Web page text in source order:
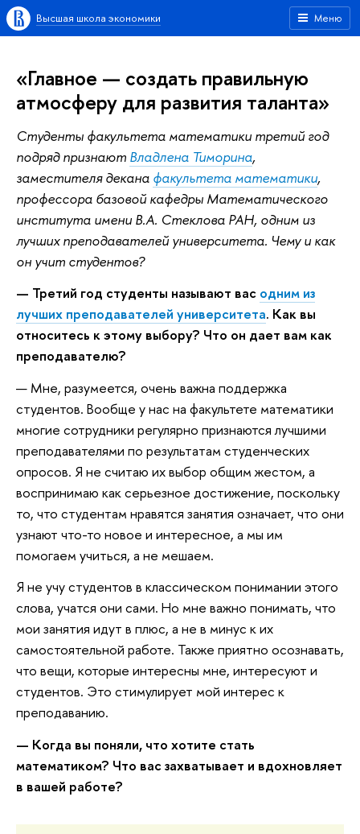
Меню
Высшая школа экономики
«Главное — создать правильную
атмосферу для развития таланта»
Студенты факультета математики третий год
подряд признают Владлена Тиморина,
заместителя декана факультета математики,
профессора базовой кафедры Математического
института имени В.А. Стеклова РАН, одним из
лучших преподавателей университета. Чему и как
он учит студентов?
— Третий год студенты называют вас одним из
лучших преподавателей университета. Как вы
относитесь к этому выбору? Что он дает вам как
преподавателю?
— Мне, разумеется, очень важна поддержка
студентов. Вообще у нас на факультете математики
многие сотрудники регулярно признаются лучшими
преподавателями по результатам студенческих
опросов. Я не считаю их выбор общим жестом, а
воспринимаю как серьезное достижение, поскольку
то, что студентам нравятся занятия означает, что они
узнают что-то новое и интересное, а мы им
помогаем учиться, а не мешаем.
Я не учу студентов в классическом понимании этого
слова, учатся они сами. Но мне важно понимать, что
мои занятия идут в плюс, а не в минус к их
самостоятельной работе. Также приятно осознавать,
что вещи, которые интересны мне, интересуют и
студентов. Это стимулирует мой интерес к
преподаванию.
— Когда вы поняли, что хотите стать
математиком? Что вас захватывает и вдохновляет
в вашей работе?